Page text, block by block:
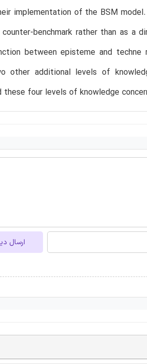
implementation of the BSM
benchmark rather than as
between episteme and
other additional levels of
these four levels of knowledge
ارسال